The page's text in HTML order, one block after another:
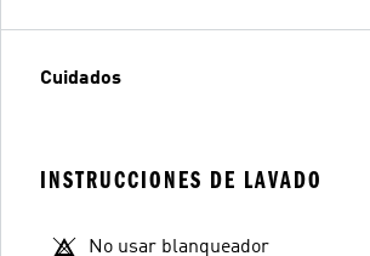
Cuidados
INSTRUCCIONES DE LAVADO
No usar blanqueador